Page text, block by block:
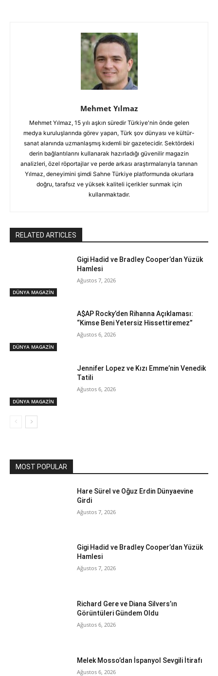
Mehmet Yılmaz
Mehmet Yılmaz, 15 yılı aşkın süredir Türkiye'nin önde gelen
medya kuruluşlarında görev yapan, Türk şov dünyası ve kültür-
sanat alanında uzmanlaşmış kıdemli bir gazetecidir. Sektördeki
derin bağlantılarını kullanarak hazırladığı güvenilir magazin
analizleri, özel röportajlar ve perde arkası araştırmalarıyla tanınan
Yılmaz, deneyimini şimdi Sahne Türkiye platformunda okurlara
doğru, tarafsız ve yüksek kaliteli içerikler sunmak için
kullanmaktadır.
RELATED ARTICLES
DÜNYA MAGAZİN
Gigi Hadid ve Bradley Cooper’dan Yüzük
Hamlesi
Ağustos 7, 2026
DÜNYA MAGAZİN
A$AP Rocky’den Rihanna Açıklaması:
“Kimse Beni Yetersiz Hissettiremez”
Ağustos 6, 2026
DÜNYA MAGAZİN
Jennifer Lopez ve Kızı Emme’nin Venedik
Tatili
Ağustos 6, 2026
MOST POPULAR
Hare Sürel ve Oğuz Erdin Dünyaevine
Girdi
Ağustos 7, 2026
Gigi Hadid ve Bradley Cooper’dan Yüzük
Hamlesi
Ağustos 7, 2026
Richard Gere ve Diana Silvers’ın
Görüntüleri Gündem Oldu
Ağustos 6, 2026
Melek Mosso’dan İspanyol Sevgili İtirafı
Ağustos 6, 2026